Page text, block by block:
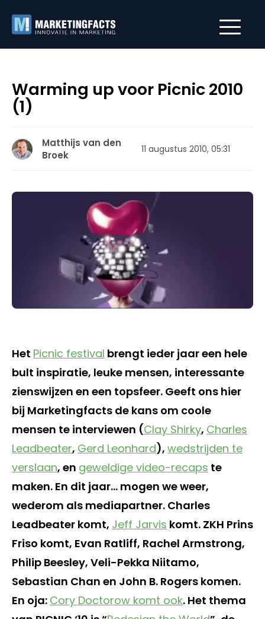
Warming up voor Picnic 2010
(1)
Matthijs van den
Broek
11 augustus 2010, 05:31
Het Picnic festival brengt ieder jaar een hele
bult inspiratie, leuke mensen, interessante
zienswijzen en een topsfeer. Geeft ons hier
bij Marketingfacts de kans om coole
mensen te interviewen (Clay Shirky, Charles
Leadbeater, Gerd Leonhard), wedstrijden te
verslaan, en geweldige video-recaps te
maken. En dit jaar… mogen we weer,
wederom als mediapartner. Charles
Leadbeater komt, Jeff Jarvis komt. ZKH Prins
Friso komt, Evan Ratliff, Rachel Armstrong,
Philip Beesley, Veli-Pekka Niitamo,
Sebastian Chan en John B. Rogers komen.
En oja: Cory Doctorow komt ook. Het thema